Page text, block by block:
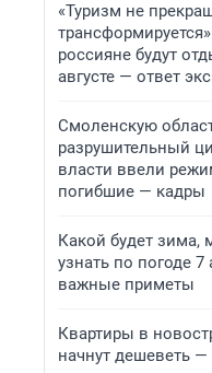
«Туризм не
россияне будут
августе — ответ
Смоленскую
разрушительный
власти ввели
погибшие — кадры
Какой будет зима,
узнать по погоде 7
важные приметы
Квартиры в
начнут дешеветь —